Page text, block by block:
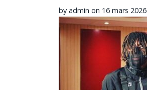
by admin on 16 mars 2026